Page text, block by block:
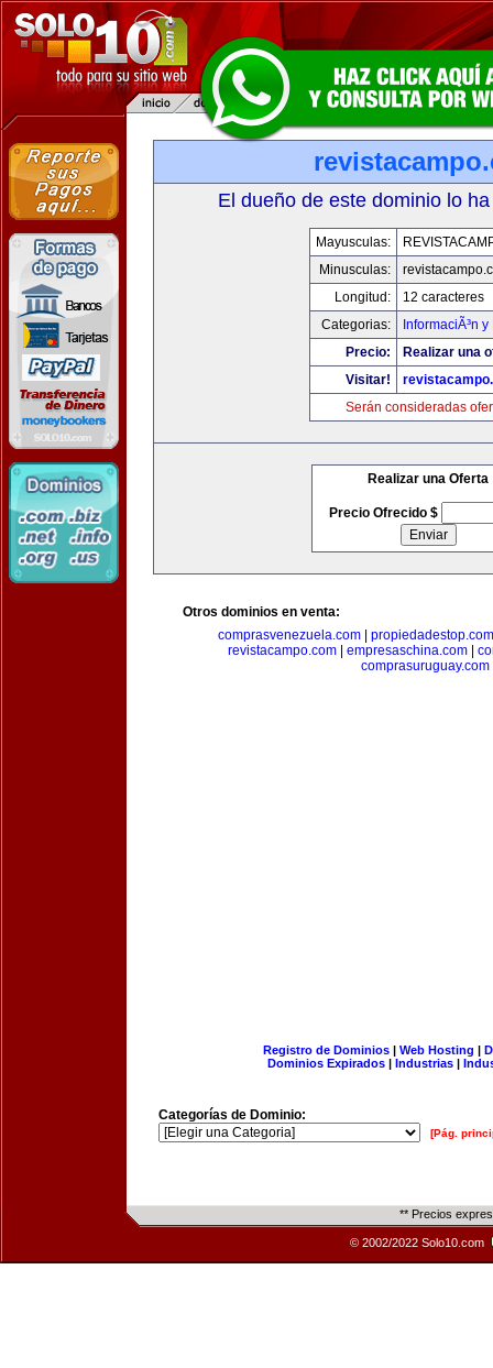
El dueño de este dominio lo
Mayusculas:
Minusculas:
Longitud:
12 caracteres
Categorias:
InformaciÃ³n
Precio:
Realizar una
Visitar!
Serán consideradas
Realizar una Oferta
Precio Ofrecido $
Otros dominios en venta:
comprasvenezuela.com
propiedadestop.com
revistacampo.com
empresaschina.com
comprasuruguay.com
Registro de Dominios| Web Hosting |
Dominios Expirados | Industrias |
Categorías de Dominio:
[Pág.
** Precios
© 2002/2022 Solo10.com